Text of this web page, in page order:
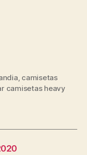
, camisetas
camisetas heavy